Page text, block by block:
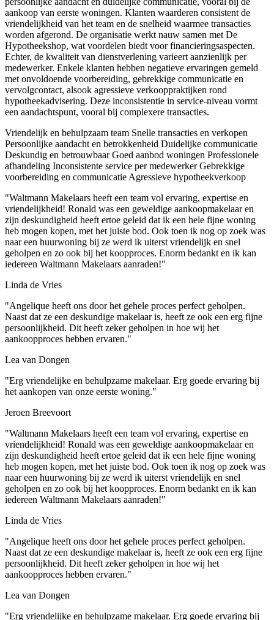
aankoop van eerste woningen. Klanten waarderen consistent de
vriendelijkheid van het team en de snelheid waarmee transacties
worden afgerond. De organisatie werkt nauw samen met De
Hypotheekshop, wat voordelen biedt voor financieringsaspecten.
Echter, de kwaliteit van dienstverlening varieert aanzienlijk per
medewerker. Enkele klanten hebben negatieve ervaringen gemeld
met onvoldoende voorbereiding, gebrekkige communicatie en
vervolgcontact, alsook agressieve verkooppraktijken rond
hypotheekadvisering. Deze inconsistentie in service-niveau vormt
een aandachtspunt, vooral bij complexere transacties.
Vriendelijk en behulpzaam team Snelle transacties en verkopen
Persoonlijke aandacht en betrokkenheid Duidelijke communicatie
Deskundig en betrouwbaarGoed aanbod woningen Professionele
afhandeling Inconsistente service per medewerkerGebrekkige
voorbereiding en communicatieAgressieve hypotheekverkoop
"Waltmann Makelaars heeft een team vol ervaring, expertise en
vriendelijkheid! Ronald was een geweldige aankoopmakelaar en
zijn deskundigheid heeft ertoe geleid dat ik een hele fijne woning
heb mogen kopen, met het juiste bod. Ook toen ik nog op zoek was
naar een huurwoning bij ze werd ik uiterst vriendelijk en snel
geholpen en zo ook bij het koopproces. Enorm bedankt en ik kan
iedereen Waltmann Makelaars aanraden!"
Linda de Vries
"Angelique heeft ons door het gehele proces perfect geholpen.
Naast dat ze een deskundige makelaar is, heeft ze ook een erg fijne
persoonlijkheid. Dit heeft zeker geholpen in hoe wij het
aankoopproces hebben ervaren."
Lea van Dongen
"Erg vriendelijke en behulpzame makelaar. Erg goede ervaring bij
het aankopen van onze eerste woning."
Jeroen Breevoort
"Waltmann Makelaars heeft een team vol ervaring, expertise en
vriendelijkheid! Ronald was een geweldige aankoopmakelaar en
zijn deskundigheid heeft ertoe geleid dat ik een hele fijne woning
heb mogen kopen, met het juiste bod. Ook toen ik nog op zoek was
naar een huurwoning bij ze werd ik uiterst vriendelijk en snel
geholpen en zo ook bij het koopproces. Enorm bedankt en ik kan
iedereen Waltmann Makelaars aanraden!"
Linda de Vries
"Angelique heeft ons door het gehele proces perfect geholpen.
Naast dat ze een deskundige makelaar is, heeft ze ook een erg fijne
persoonlijkheid. Dit heeft zeker geholpen in hoe wij het
aankoopproces hebben ervaren."
Lea van Dongen
"Erg vriendelijke en behulpzame makelaar. Erg goede ervaring bij